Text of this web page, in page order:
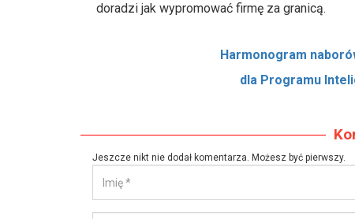
doradzi jak wypromować firmę za granicą.
Harmonogram
dla Programu
Jeszcze nikt nie dodał komentarza. Możesz być pierwszy.